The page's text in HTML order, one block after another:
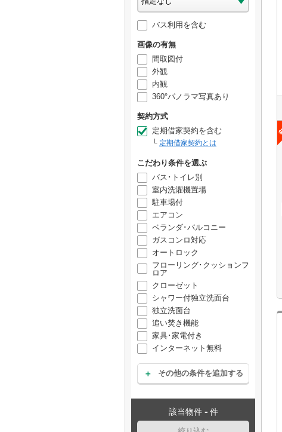
バス利用を含む
画像の有無
間取図付
外観
内観
360°パノラマ写真あり
契約方式
定期借家契約を含む
定期借家契約とは
こだわり条件を選ぶ
バス･トイレ別
室内洗濯機置場
駐車場付
エアコン
ベランダ･バルコニー
ガスコンロ対応
オートロック
フローリング･クッションフ
ロア
クローゼット
シャワー付独立洗面台
独立洗面台
追い焚き機能
家具･家電付き
インターネット無料
その他の条件を追加する
該当物件 - 件